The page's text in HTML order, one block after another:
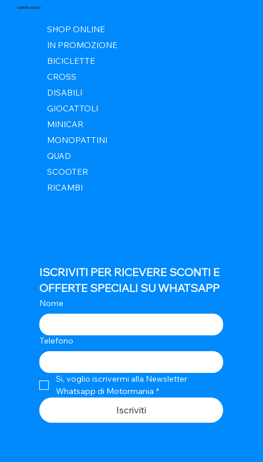
CATALOGO
SHOP ONLINE
IN PROMOZIONE
BICICLETTE
CROSS
DISABILI
GIOCATTOLI
MINICAR
MONOPATTINI
QUAD
SCOOTER
RICAMBI
ISCRIVITI PER RICEVERE SCONTI E
OFFERTE SPECIALI SU WHATSAPP
Nome
Telefono
Si, voglio iscrivermi alla Newsletter
Whatsapp di Motormania *
Iscriviti